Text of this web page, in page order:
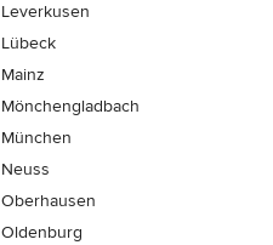
Leverkusen
Lübeck
Mainz
Mönchen­gladbach
München
Neuss
Oberhausen
Oldenburg